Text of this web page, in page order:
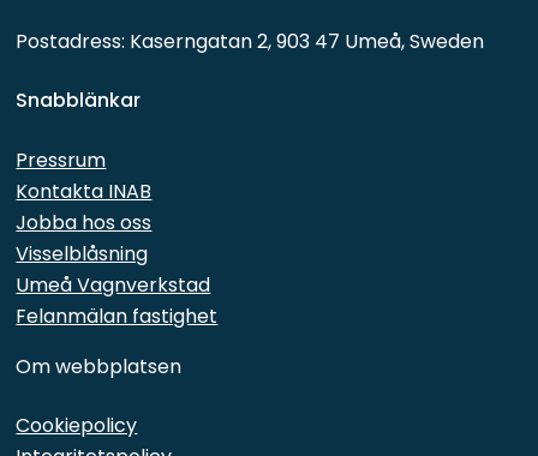
Postadress: Kaserngatan 2, 903 47 Umeå, Sweden
Snabblänkar
Pressrum
Kontakta INAB
Jobba hos oss
Visselblåsning
Umeå Vagnverkstad
Felanmälan fastighet
Om webbplatsen
Cookiepolicy